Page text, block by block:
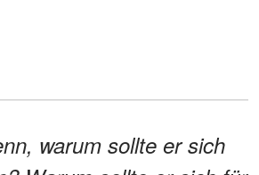
warum sollte er sich